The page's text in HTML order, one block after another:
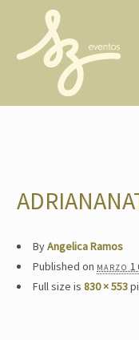
ByAngelica Ramos
Published on marzo
Full size is 830 × 553